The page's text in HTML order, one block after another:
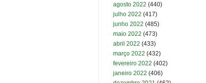
agosto 2022 (440)
julho 2022 (417)
junho 2022 (485)
maio 2022 (473)
abril 2022 (433)
março 2022 (432)
fevereiro 2022 (402)
janeiro 2022 (406)